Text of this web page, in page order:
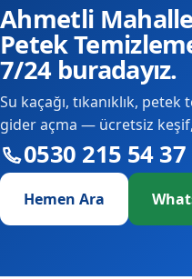
Ahmetli
Petek
7/24 buradayız.
Su kaçağı, tıkanıklık,
gider açma — ücretsiz
0530 215 54 37
Hemen Ara